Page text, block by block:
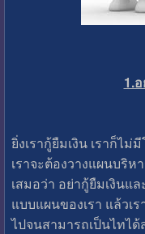
1.
ยิ่งเรากู้ยืมเงิน เราก็ไ
เราจะต้องวางแผนบริ
เสมอว่า อย่ากู้ยืมเงินแ
แบบแผนของเรา แล้วเ
ไปจนสามารถเป็นไทได้